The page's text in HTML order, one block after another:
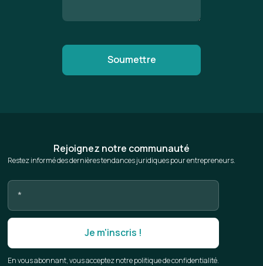
Rejoignez notre communauté
Restez informé des dernières tendances juridiques pour entrepreneurs.
En vous abonnant, vous acceptez notre politique de confidentialité.